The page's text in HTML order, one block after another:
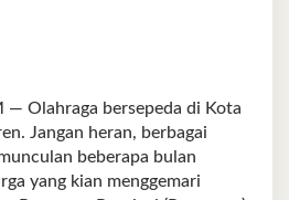
— Olahraga bersepeda di Kota
Jangan heran, berbagai
beberapa bulan
yang kian menggemari